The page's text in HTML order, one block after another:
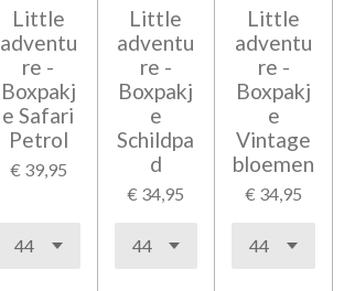
Little
adventu
re -
Boxpakj
e Safari
Petrol
€ 39,95
Little
adventu
re -
Boxpakj
e
Schildpa
d
€ 34,95
Little
adventu
re -
Boxpakj
e
Vintage
bloemen
€ 34,95